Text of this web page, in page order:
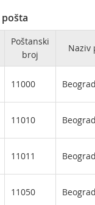
(PAK)
za uvoz
poštanskih pošiljaka
štedionicu a. d.
Srbije
nepokretnosti
TAG uređaja
Poštanski
broj
Naziv
11000
11010
11011
11050